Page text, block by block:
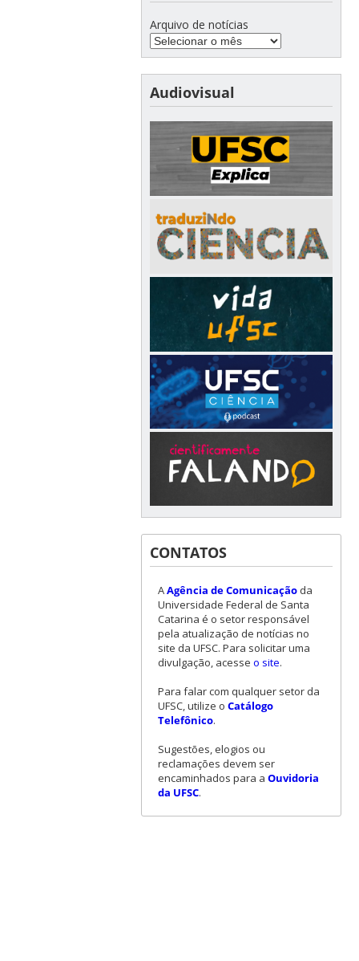
Arquivo de notícias
Audiovisual
CONTATOS
AAgência de Comunicaçãoda
Universidade Federal de Santa
Catarina é o setor responsável
pela atualização de notícias no
site da UFSC. Para solicitar uma
divulgação, acesse o site.
Para falar com qualquer setor da
UFSC, utilize o Catálogo
Telefônico.
Sugestões, elogios ou
reclamações devem ser
encaminhados para a Ouvidoria
da UFSC.